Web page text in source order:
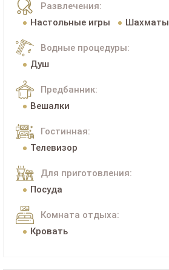
Развлечения:
Настольные игры
Шахматы
Водные процедуры:
Душ
Предбанник:
Вешалки
Гостинная:
Телевизор
Для приготовления:
Посуда
Комната отдыха:
Кровать